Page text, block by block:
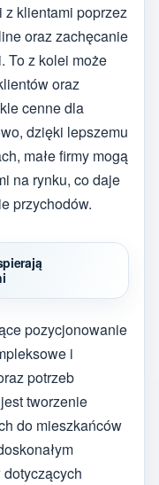
klientami poprzez
oraz zachęcanie
To z kolei może
oraz
cenne dla
dzięki lepszemu
małe firmy mogą
na rynku, co daje
przychodów.
pozycjonowanie
i
potrzeb
tworzenie
do mieszkańców